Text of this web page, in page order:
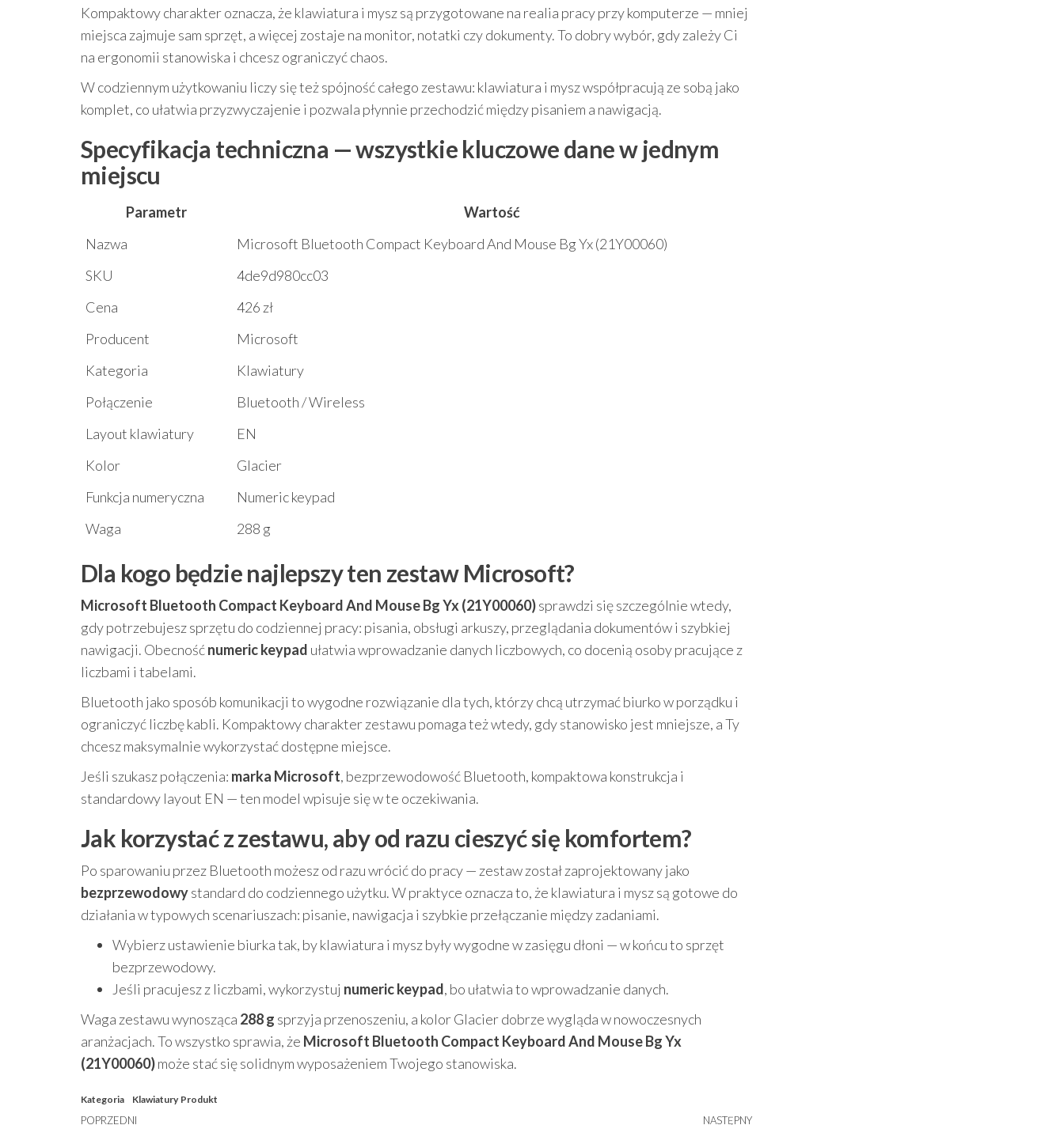
Kompaktowy charakter oznacza, że klawiatura i mysz są przygotowane na realia pracy przy komputerze — mniej
miejsca zajmuje sam sprzęt, a więcej zostaje na monitor, notatki czy dokumenty. To dobry wybór, gdy zależy Ci
na ergonomii stanowiska i chcesz ograniczyć chaos.
W codziennym użytkowaniu liczy się też spójność całego zestawu: klawiatura i mysz współpracują ze sobą jako
komplet, co ułatwia przyzwyczajenie i pozwala płynnie przechodzić między pisaniem a nawigacją.
Specyfikacja techniczna — wszystkie kluczowe dane w jednym
miejscu
Parametr
Wartość
Nazwa
Microsoft Bluetooth Compact Keyboard And Mouse Bg Yx (21Y00060)
SKU
4de9d980cc03
Cena
426 zł
Producent
Microsoft
Kategoria
Klawiatury
Połączenie
Bluetooth / Wireless
Layout klawiatury
EN
Kolor
Glacier
Funkcja numeryczna
Numeric keypad
Waga
288 g
Dla kogo będzie najlepszy ten zestaw Microsoft?
Microsoft Bluetooth Compact Keyboard And Mouse Bg Yx (21Y00060)sprawdzi się szczególnie wtedy,
gdy potrzebujesz sprzętu do codziennej pracy: pisania, obsługi arkuszy, przeglądania dokumentów i szybkiej
nawigacji. Obecnośćnumeric keypad ułatwia wprowadzanie danych liczbowych, co docenią osoby pracujące z
liczbami i tabelami.
Bluetooth jako sposób komunikacji to wygodne rozwiązanie dla tych, którzy chcą utrzymać biurko w porządku i
ograniczyć liczbę kabli. Kompaktowy charakter zestawu pomaga też wtedy, gdy stanowisko jest mniejsze, a Ty
chcesz maksymalnie wykorzystać dostępne miejsce.
Jeśli szukasz połączenia: marka Microsoft, bezprzewodowość Bluetooth, kompaktowa konstrukcja i
standardowy layout EN — ten model wpisuje się w te oczekiwania.
Jak korzystać z zestawu, aby od razu cieszyć się komfortem?
Po sparowaniu przez Bluetooth możesz od razu wrócić do pracy — zestaw został zaprojektowany jako
bezprzewodowystandard do codziennego użytku. W praktyce oznacza to, że klawiatura i mysz są gotowe do
działania w typowych scenariuszach: pisanie, nawigacja i szybkie przełączanie między zadaniami.
Wybierz ustawienie biurka tak, by klawiatura i mysz były wygodne w zasięgu dłoni — w końcu to sprzęt
bezprzewodowy.
Jeśli pracujesz z liczbami, wykorzystuj numeric keypad, bo ułatwia to wprowadzanie danych.
Waga zestawu wynosząca 288 g sprzyja przenoszeniu, a kolor Glacier dobrze wygląda w nowoczesnych
aranżacjach. To wszystko sprawia, że Microsoft Bluetooth Compact Keyboard And Mouse Bg Yx
(21Y00060)może stać się solidnym wyposażeniem Twojego stanowiska.
Kategoria Klawiatury Produkt
POPRZEDNI NASTĘPNY